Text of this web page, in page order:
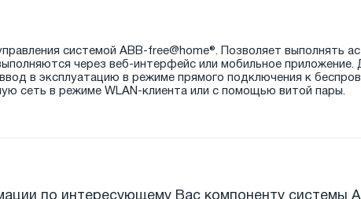
системой ABB-free@home®. Позволяет выполнять
через веб-интерфейс или мобильное
в эксплуатацию в режиме прямого подключения к
сеть в режиме WLAN-клиента или с помощью витой пары.